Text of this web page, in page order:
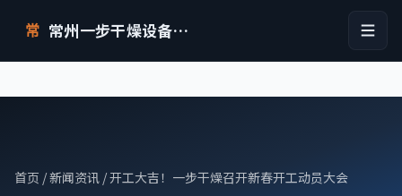
常 常州一步干燥设备有限公司
首页 /新闻资讯 / 开工大吉！一步干燥召开新春开工动员大会